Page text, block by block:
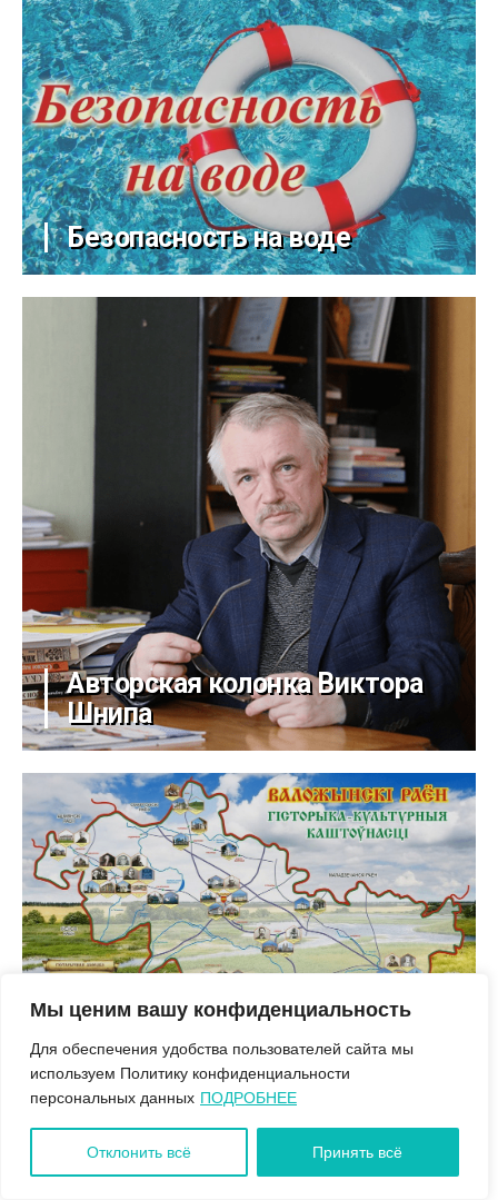
Мы ценим вашу конфиденциальность
Для обеспечения удобства пользователей сайта мы
используем Политику конфиденциальности
персональных данных ПОДРОБНЕЕ
Отклонить всё Принять всё
Безопасность на воде
Авторская колонка Виктора
Шнипа
Воложинщина туристическая